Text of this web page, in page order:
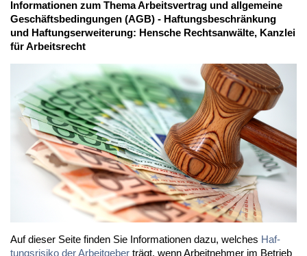
In­for­ma­tio­nen zum The­ma Ar­beits­ver­trag und all­ge­mei­ne
Ge­schäfts­be­din­gun­gen (AGB) - Haf­tungs­be­schrän­kung
und Haf­tungs­er­wei­te­rung: Hen­sche Rechts­an­wäl­te, Kanz­lei
für Ar­beits­recht
Auf die­ser Sei­te fin­den Sie In­for­ma­tio­nen da­zu, wel­ches Haf­
tungs­ri­si­ko der Ar­beit­ge­ber trägt, wenn Ar­beit­neh­mer im Be­trieb